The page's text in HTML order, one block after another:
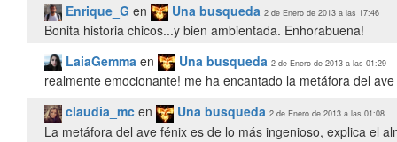
Enrique_G en Una busqueda 2 de Enero de 2013 a las 17:46
Bonita historia chicos...y bien ambientada. Enhorabuena!
LaiaGemma en Una busqueda 2 de Enero de 2013 a las 01:29
realmente emocionante! me ha encantado la metáfora del
claudia_mc en Una busqueda 2 de Enero de 2013 a las 01:08
La metáfora del ave fénix es de lo más ingenioso, explica el